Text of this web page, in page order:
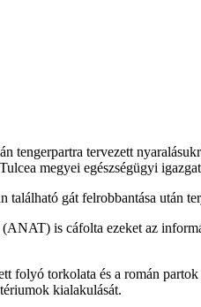
tengerpartra tervezett
megyei egészségügyi
gát felrobbantása után
is cáfolta ezeket az
folyó torkolata és a román
kialakulását.